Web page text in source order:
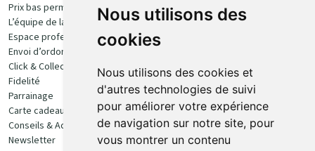
Nous utilisons des
cookies
Nous utilisons des cookies et
d'autres technologies de suivi
pour améliorer votre expérience
de navigation sur notre site, pour
vous montrer un contenu
Prix bas permanent
L’équipe de la pharmacie
Espace professionnel
Envoi d’ordonnance
Click & Collect
Fidelité
Parrainage
Carte cadeau
Conseils & Actualités
Newsletter
100% sécurisé
Retrait et livraison